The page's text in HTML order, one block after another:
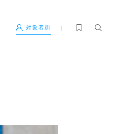
対象者別